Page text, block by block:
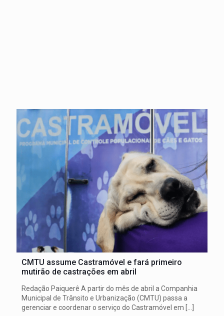
CMTU assume Castramóvel e fará primeiro
mutirão de castrações em abril
Redação Paiquerê A partir do mês de abril a Companhia
Municipal de Trânsito e Urbanização (CMTU) passa a
gerenciar e coordenar o serviço do Castramóvel em […]